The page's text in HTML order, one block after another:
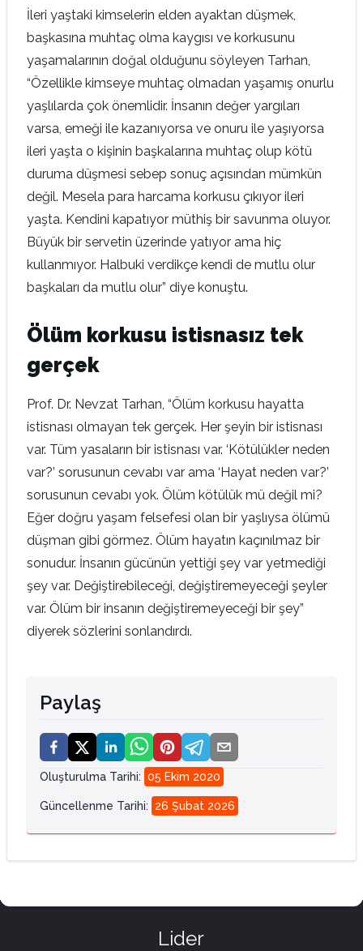
İleri yaştaki kimselerin elden ayaktan düşmek,
başkasına muhtaç olma kaygısı ve korkusunu
yaşamalarının doğal olduğunu söyleyen Tarhan,
“Özellikle kimseye muhtaç olmadan yaşamış onurlu
yaşlılarda çok önemlidir. İnsanın değer yargıları
varsa, emeği ile kazanıyorsa ve onuru ile yaşıyorsa
ileri yaşta o kişinin başkalarına muhtaç olup kötü
duruma düşmesi sebep sonuç açısından mümkün
değil. Mesela para harcama korkusu çıkıyor ileri
yaşta. Kendini kapatıyor müthiş bir savunma oluyor.
Büyük bir servetin üzerinde yatıyor ama hiç
kullanmıyor. Halbuki verdikçe kendi de mutlu olur
başkaları da mutlu olur” diye konuştu.
Ölüm korkusu istisnasız tek
gerçek
Prof. Dr. Nevzat Tarhan, “Ölüm korkusu hayatta
istisnası olmayan tek gerçek. Her şeyin bir istisnası
var. Tüm yasaların bir istisnası var. ‘Kötülükler neden
var?’ sorusunun cevabı var ama ‘Hayat neden var?’
sorusunun cevabı yok. Ölüm kötülük mü değil mi?
Eğer doğru yaşam felsefesi olan bir yaşlıysa ölümü
düşman gibi görmez. Ölüm hayatın kaçınılmaz bir
sonudur. İnsanın gücünün yettiği şey var yetmediği
şey var. Değiştirebileceği, değiştiremeyeceği şeyler
var. Ölüm bir insanın değiştiremeyeceği bir şey”
diyerek sözlerini sonlandırdı.
Paylaş
Oluşturulma Tarihi: 05 Ekim 2020
Güncellenme Tarihi: 26 Şubat 2026
Lider